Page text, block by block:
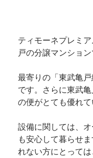
ティモーネプレミ
戸の分譲マンション
最寄りの「東武亀
です。さらに東武
の便がとても優れて
設備に関しては、
も安心して暮らせ
れない方にとって